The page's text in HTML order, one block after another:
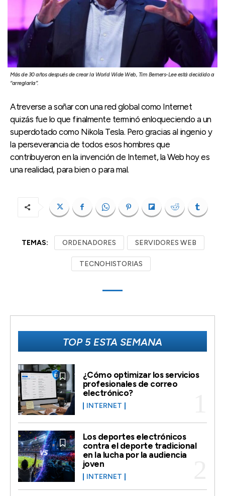
Más de 30 años después de crear la World Wide Web, Tim Berners-Lee está decidido a
“arreglarla”.
Atreverse a soñar con una red global como Internet
quizás fue lo que finalmente terminó enloqueciendo a un
superdotado como Nikola Tesla. Pero gracias al ingenio y
la perseverancia de todos esos hombres que
contribuyeron en la invención de Internet, la Web hoy es
una realidad, para bien o para mal.
TEMAS: ORDENADORES SERVIDORES WEB
TECNOHISTORIAS
TOP 5 ESTA SEMANA
¿Cómo optimizar los servicios
profesionales de correo
electrónico?
INTERNET
Los deportes electrónicos
contra el deporte tradicional
en la lucha por la audiencia
joven
INTERNET